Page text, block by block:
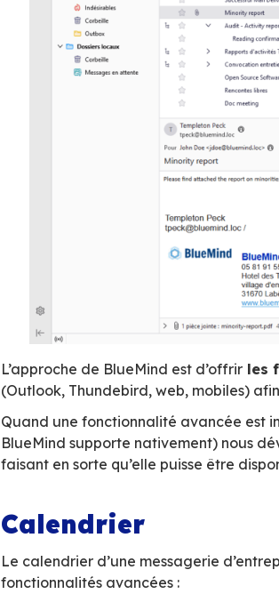
Nous allons voir les
collaboratives
BlueMind intègre de
partagé, d’un annuaire
tout paramétrable par